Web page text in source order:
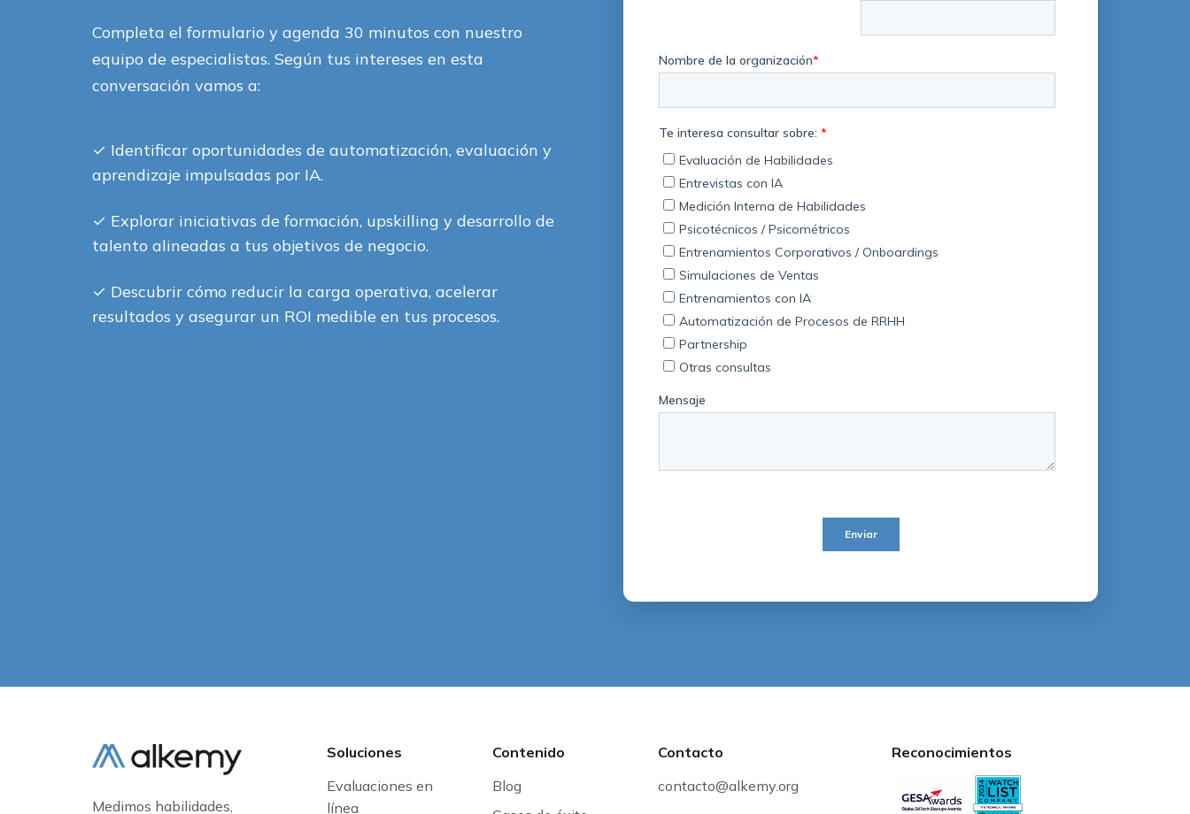
Completa el formulario y agenda 30 minutos con nuestro
equipo de especialistas. Según tus intereses en esta
conversación vamos a:
✓ Identificar oportunidades de automatización, evaluación y
aprendizaje impulsadas por IA.
✓ Explorar iniciativas de formación, upskilling y desarrollo de
talento alineadas a tus objetivos de negocio.
✓ Descubrir cómo reducir la carga operativa, acelerar
resultados y asegurar un ROI medible en tus procesos.
Medimos habilidades,
Soluciones
Evaluaciones en
línea
Contenido
Blog
Contacto
contacto@alkemy.org
Reconocimientos